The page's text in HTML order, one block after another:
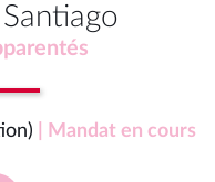
| Mandat en cours